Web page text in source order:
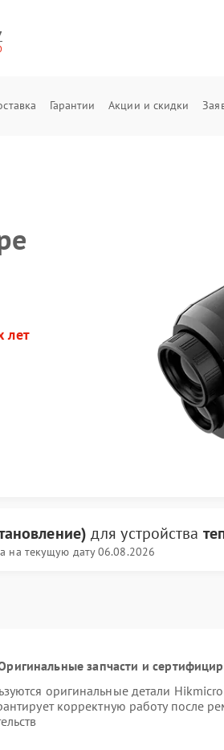
Гарантии Акции и скидки
лет
для устройства
на текущую дату 06.08.2026
запчасти и
оригинальные детали
корректную работу после